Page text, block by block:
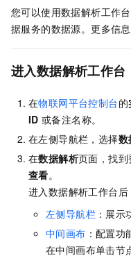
您可以使用数据解析工作
据服务的数据源。更多信
进入数据解析工作台
在物联网平台控制台的
ID 或备注名称。
在左侧导航栏，选择数
在数据解析页面，找
查看。
进入数据解析工作台后
左侧导航栏 ：展示
中间画布 ：配置
在中间画布单击节